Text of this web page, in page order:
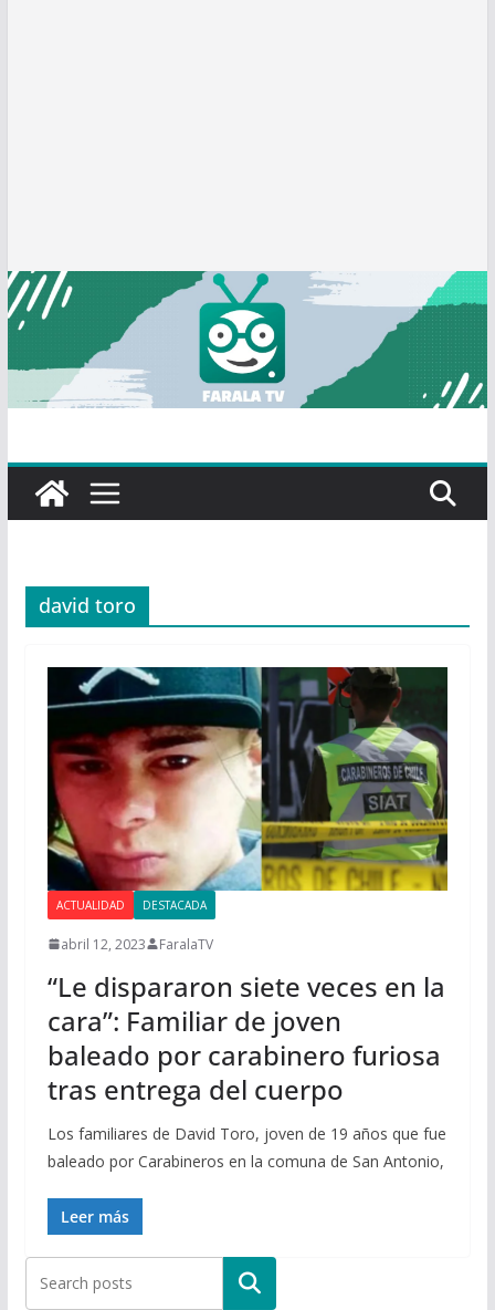
david toro
ACTUALIDAD DESTACADA
abril 12, 2023 FaralaTV
“Le dispararon siete veces en la
cara”: Familiar de joven
baleado por carabinero furiosa
tras entrega del cuerpo
Los familiares de David Toro, joven de 19 años que fue
baleado por Carabineros en la comuna de San Antonio,
Leer más
Buscar